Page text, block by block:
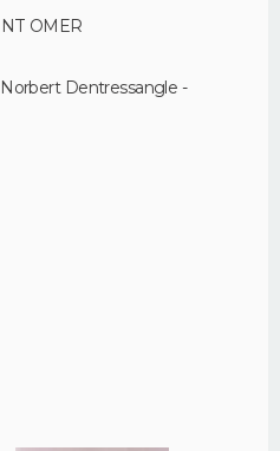
OMER
Dentressangle -